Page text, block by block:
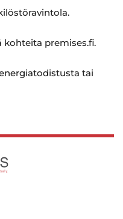
kohteita premises.fi.
tai